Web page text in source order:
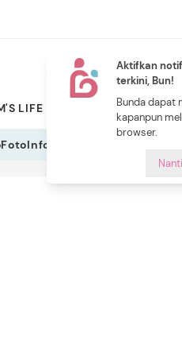
Aktifkan
terkini, Bun!
Bunda dapat
kapanpun
browser.
LIFE PILIHAN BUNDA
NEW
FotoInfografis